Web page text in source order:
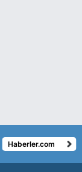
Haberler.com